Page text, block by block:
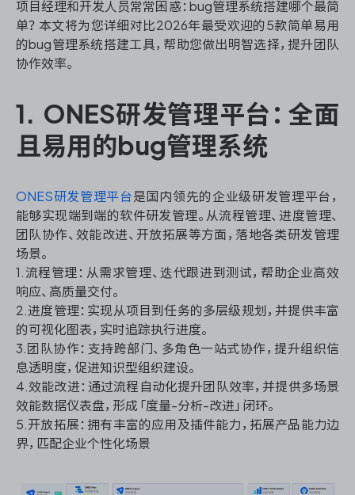
ONES 资讯
ONES 资讯
项目经理和开发人员常常困惑：bug管理系统搭建哪个最简
单？本文将为您详细对比2026年最受欢迎的5款简单易用
的bug管理系统搭建工具，帮助您做出明智选择，提升团队
协作效率。
1. ONES研发管理平台：全面
且易用的bug管理系统
ONES研发管理平台是国内领先的企业级研发管理平台，
能够实现端到端的软件研发管理。从流程管理、进度管理、
团队协作、效能改进、开放拓展等方面，落地各类研发管理
场景。
1.流程管理：从需求管理、迭代跟进到测试，帮助企业高效
响应、高质量交付。
2.进度管理：实现从项目到任务的多层级规划，并提供丰富
的可视化图表，实时追踪执行进度。
3.团队协作：支持跨部门、多角色一站式协作，提升组织信
息透明度，促进知识型组织建设。
4.效能改进：通过流程自动化提升团队效率，并提供多场景
效能数据仪表盘，形成「度量-分析-改进」闭环。
5.开放拓展：拥有丰富的应用及插件能力，拓展产品能力边
界，匹配企业个性化场景